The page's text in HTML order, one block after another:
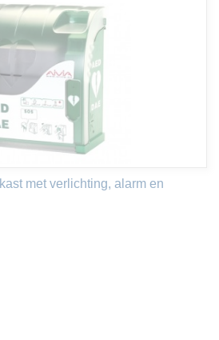
met verlichting, alarm en